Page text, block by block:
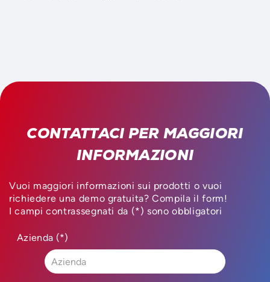
CONTATTACI PER MAGGIORI
INFORMAZIONI
Vuoi maggiori informazioni sui prodotti o vuoi
richiedere una demo gratuita? Compila il form!
I campi contrassegnati da (*) sono obbligatori
Azienda (*)